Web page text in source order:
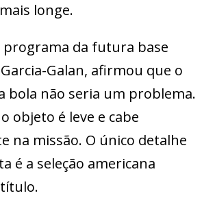
longe.
programa da futura base
Galan, afirmou que o
bola não seria um problema.
objeto é leve e cabe
na missão. O único detalhe
é a seleção americana